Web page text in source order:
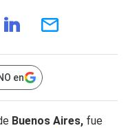
en
Buenos Aires, fue